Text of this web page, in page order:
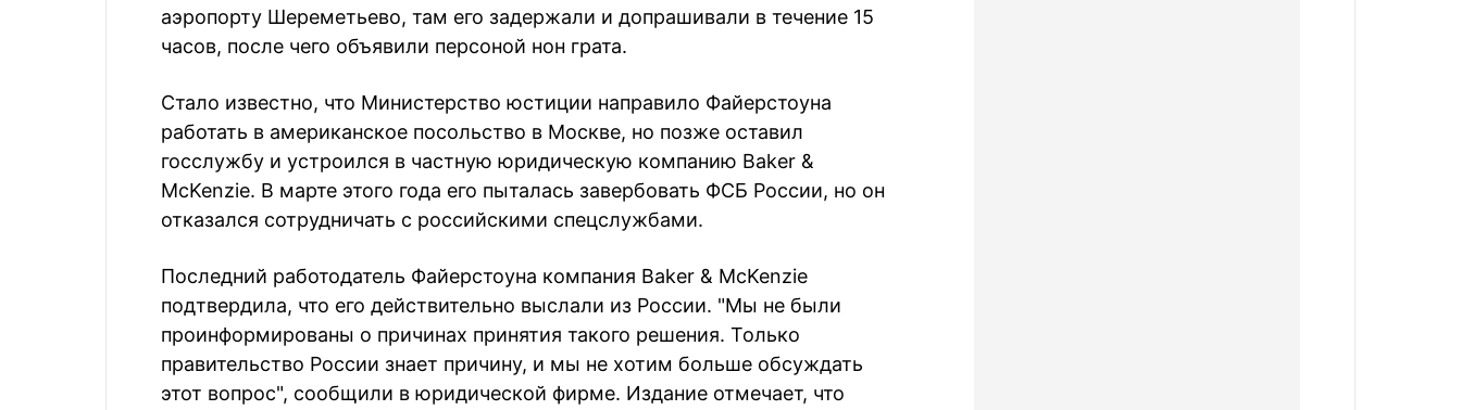
аэропорту Шереметьево, там его задержали и допрашивали в течение 15
часов, после чего объявили персоной нон грата.
Стало известно, что Министерство юстиции направило Файерстоуна
работать в американское посольство в Москве, но позже оставил
госслужбу и устроился в частную юридическую компанию Baker &
McKenzie. В марте этого года его пыталась завербовать ФСБ России, но он
отказался сотрудничать с российскими спецслужбами.
Последний работодатель Файерстоуна компания Baker & McKenzie
подтвердила, что его действительно выслали из России. "Мы не были
проинформированы о причинах принятия такого решения. Только
правительство России знает причину, и мы не хотим больше обсуждать
этот вопрос", сообщили в юридической фирме. Издание отмечает, что